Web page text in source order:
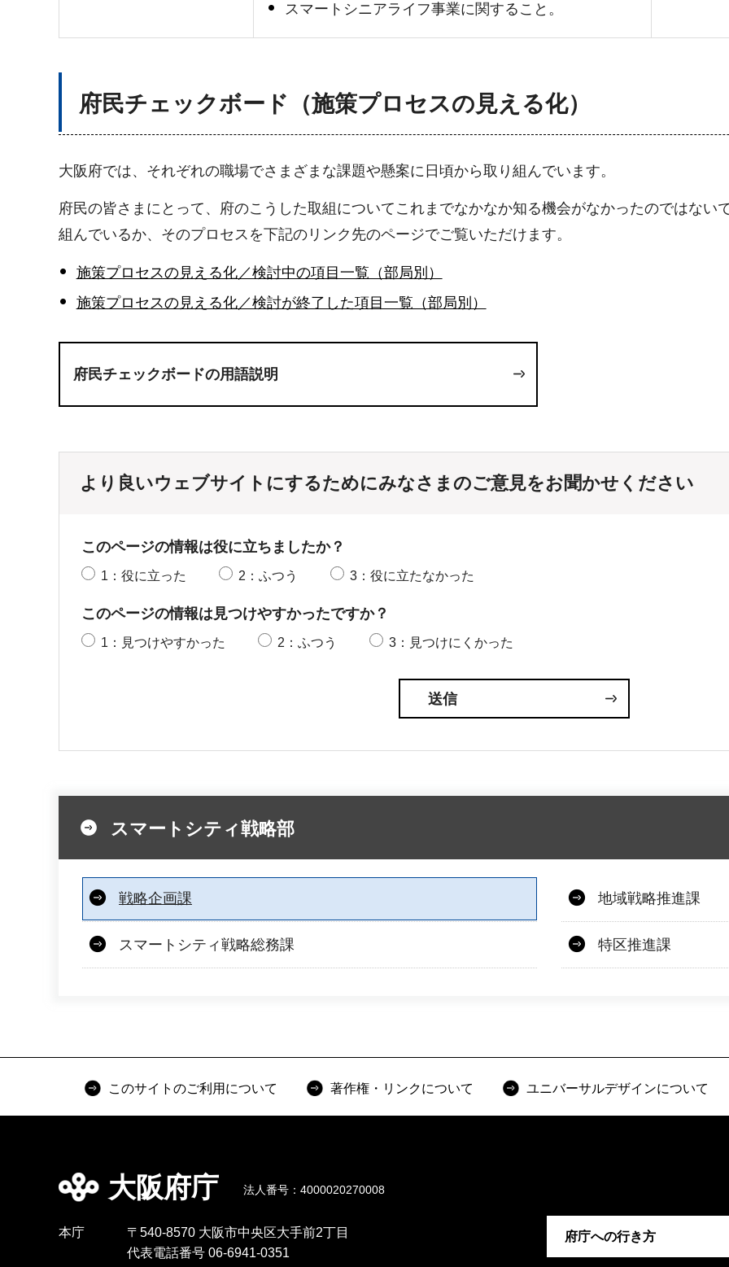
スマートシニアライフ事業に関すること。
府民チェックボード（施策プロセスの見える化）
大阪府では、それぞれの職場でさまざまな課題や懸案に日頃から取り組んでいます。
府民の皆さまにとって、府のこうした取組についてこれまでなかなか知る機会がなかったのではない
組んでいるか、そのプロセスを下記のリンク先のページでご覧いただけます。
施策プロセスの見える化／検討中の項目一覧（部局別）
施策プロセスの見える化／検討が終了した項目一覧（部局別）
府民チェックボードの用語説明
より良いウェブサイトにするためにみなさまのご意見をお聞かせください
このページの情報は役に立ちましたか？
1：役に立った 2：ふつう 3：役に立たなかった
このページの情報は見つけやすかったですか？
1：見つけやすかった 2：ふつう 3：見つけにくかった
スマートシティ戦略部
戦略企画課 地域戦略推進課
スマートシティ戦略総務課 特区推進課
このサイトのご利用について 著作権・リンクについて ユニバーサルデザインについて
大阪府庁 法人番号：4000020270008
本庁
〒540-8570 大阪市中央区大手前2丁目
代表電話番号 06-6941-0351
府庁への行き方